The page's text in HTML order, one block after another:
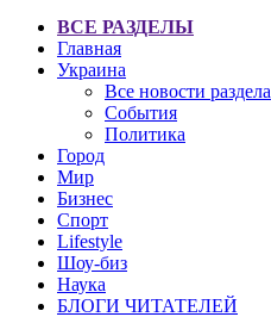
ВСЕ РАЗДЕЛЫ
Главная
Украина
Все новости раздела
События
Политика
Город
Мир
Бизнес
Спорт
Lifestyle
Шоу-биз
Наука
БЛОГИ ЧИТАТЕЛЕЙ